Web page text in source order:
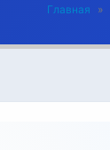
Главная »